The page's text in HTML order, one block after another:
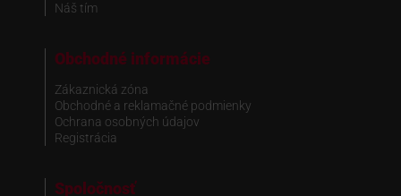
Náš tím
Obchodné informácie
Zákaznická zóna
Obchodné a reklamačné podmienky
Ochrana osobných údajov
Registrácia
Spoločnosť